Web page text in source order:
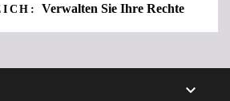
Verwalten Sie Ihre Rechte
